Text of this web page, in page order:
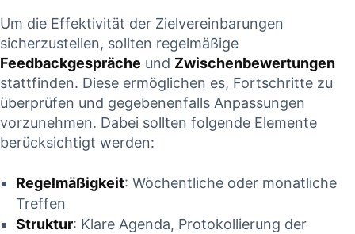
Um ‍die Effektivität der Zielvereinbarungen
sicherzustellen, sollten‌ regelmäßige
Feedbackgespräche und​ Zwischenbewertungen
stattfinden.​ Diese ermöglichen es, Fortschritte zu
überprüfen ‍und gegebenenfalls Anpassungen
vorzunehmen. Dabei sollten ⁤folgende Elemente
berücksichtigt werden:
Regelmäßigkeit: Wöchentliche ⁣oder monatliche
⁤Treffen
Struktur: Klare Agenda, Protokollierung​ der⁢